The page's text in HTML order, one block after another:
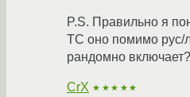
P.S. Правильно я
ТС оно помимо рус/
рандомно
CrX ★★★★★